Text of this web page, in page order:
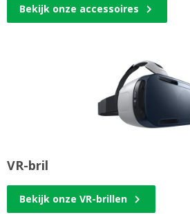
Bekijk onze accessoires
VR-bril
Bekijk onze VR-brillen